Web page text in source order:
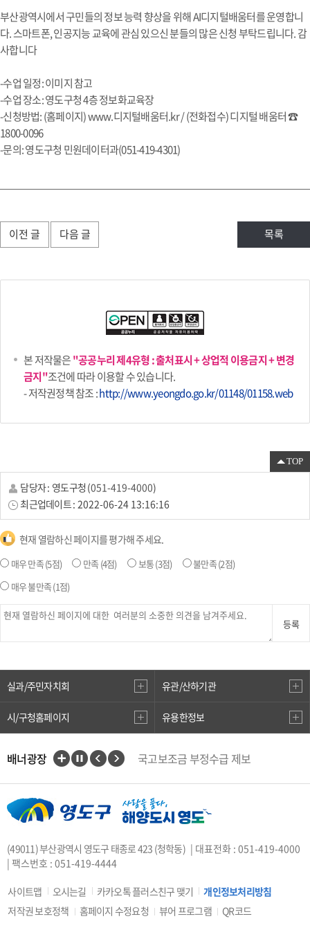
부산광역시에서 구민들의 정보 능력 향상을 위해 AI디지털배움터를 운영합니
다. 스마트폰, 인공지능 교육에 관심 있으신 분들의 많은 신청 부탁드립니다. 감
사합니다
-수업 일정: 이미지 참고
-수업 장소: 영도구청 4층 정보화교육장
-신청방법: (홈페이지) www.디지털배움터.kr / (전화접수) 디지털 배움터 ☎
1800-0096
-문의: 영도구청 민원데이터과(051-419-4301)
이전 글 다음 글 목록
본 저작물은"공공누리 제4유형 : 출처표시 + 상업적 이용금지 + 변경
금지"조건에 따라 이용할 수 있습니다.
- 저작권정책 참조 :http://www.yeongdo.go.kr/01148/01158.web
TOP
담당자 : 영도구청 (051-419-4000)
최근업데이트 : 2022-06-24 13:16:16
현재 열람하신 페이지를 평가해 주세요.
매우 만족(5점) 만족 (4점) 보통(3점) 불만족(2점)
매우 불만족(1점)
등록
실과/주민자치회 유관/산하기관
시/구청홈페이지 유용한정보
배너광장
국고보조금 부정수급 제보
지적측량바로처리센터
안전속도 5030
카카오톡 플러스친구
중앙부처 법령 유권해석
복지·보조금 부정 신고센터
지방소득세(특별징수분)신고·납부
(49011) 부산광역시 영도구 태종로 423 (청학동) | 대표전화 : 051-419-4000
| 팩스번호 : 051-419-4444
사이트맵 오시는길 카카오톡 플러스친구 맺기
개인정보처리방침
저작권 보호정책
홈페이지 수정요청 뷰어 프로그램 QR코드